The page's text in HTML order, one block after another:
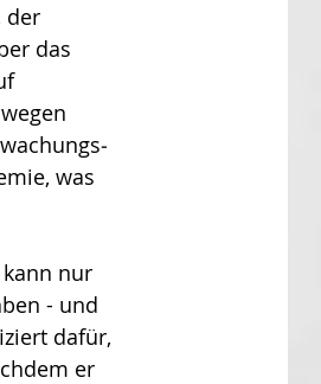
der
das
was
nur
- und
dafür,
er